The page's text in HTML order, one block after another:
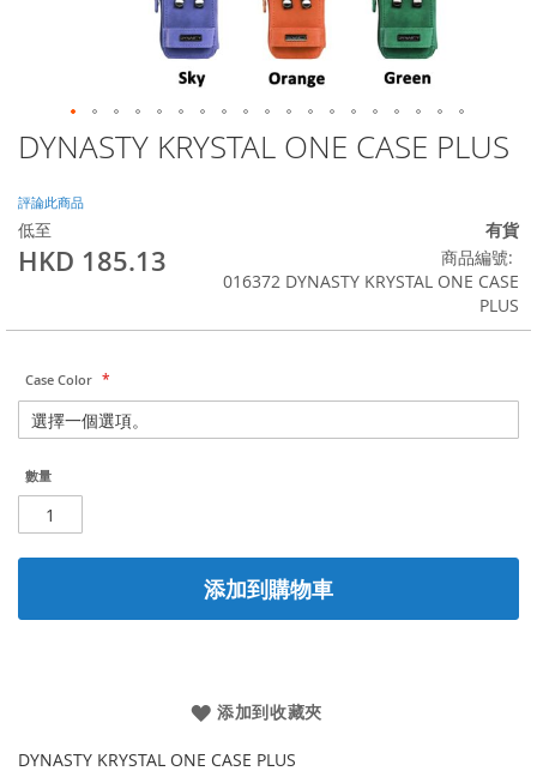
DYNASTY KRYSTAL ONE CASE PLUS
評論此商品
低至
HKD 185.13
有貨
商品編號
016372 DYNASTY KRYSTAL ONE CASE
PLUS
Case Color
數量
添加到購物車
添加到收藏夾
DYNASTY KRYSTAL ONE CASE PLUS
Skip
to
beginning
of
the